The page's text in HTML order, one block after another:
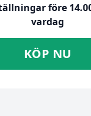
före
vardag
KÖP NU